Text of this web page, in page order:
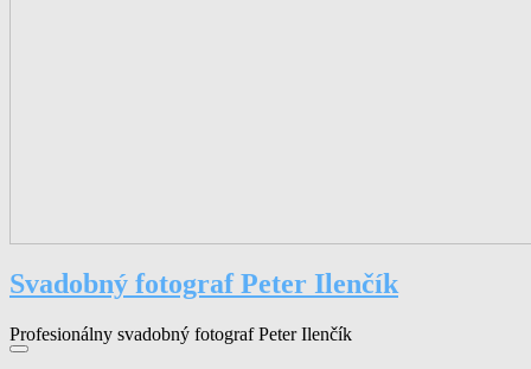
Svadobný fotograf Peter Ilenčík
Profesionálny svadobný fotograf Peter Ilenčík